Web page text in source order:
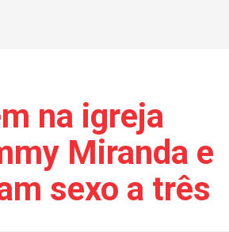
na igreja
Miranda e
sexo a três